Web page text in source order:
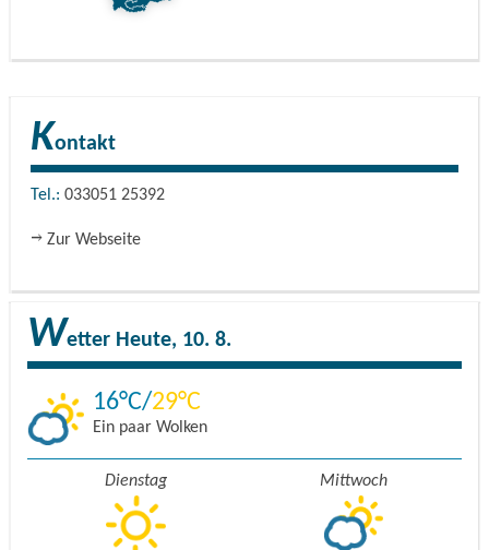
Kontakt
Tel.: 033051 25392
Zur Webseite
Wetter Heute, 10. 8.
16 29
Ein paar Wolken
Dienstag Mittwoch